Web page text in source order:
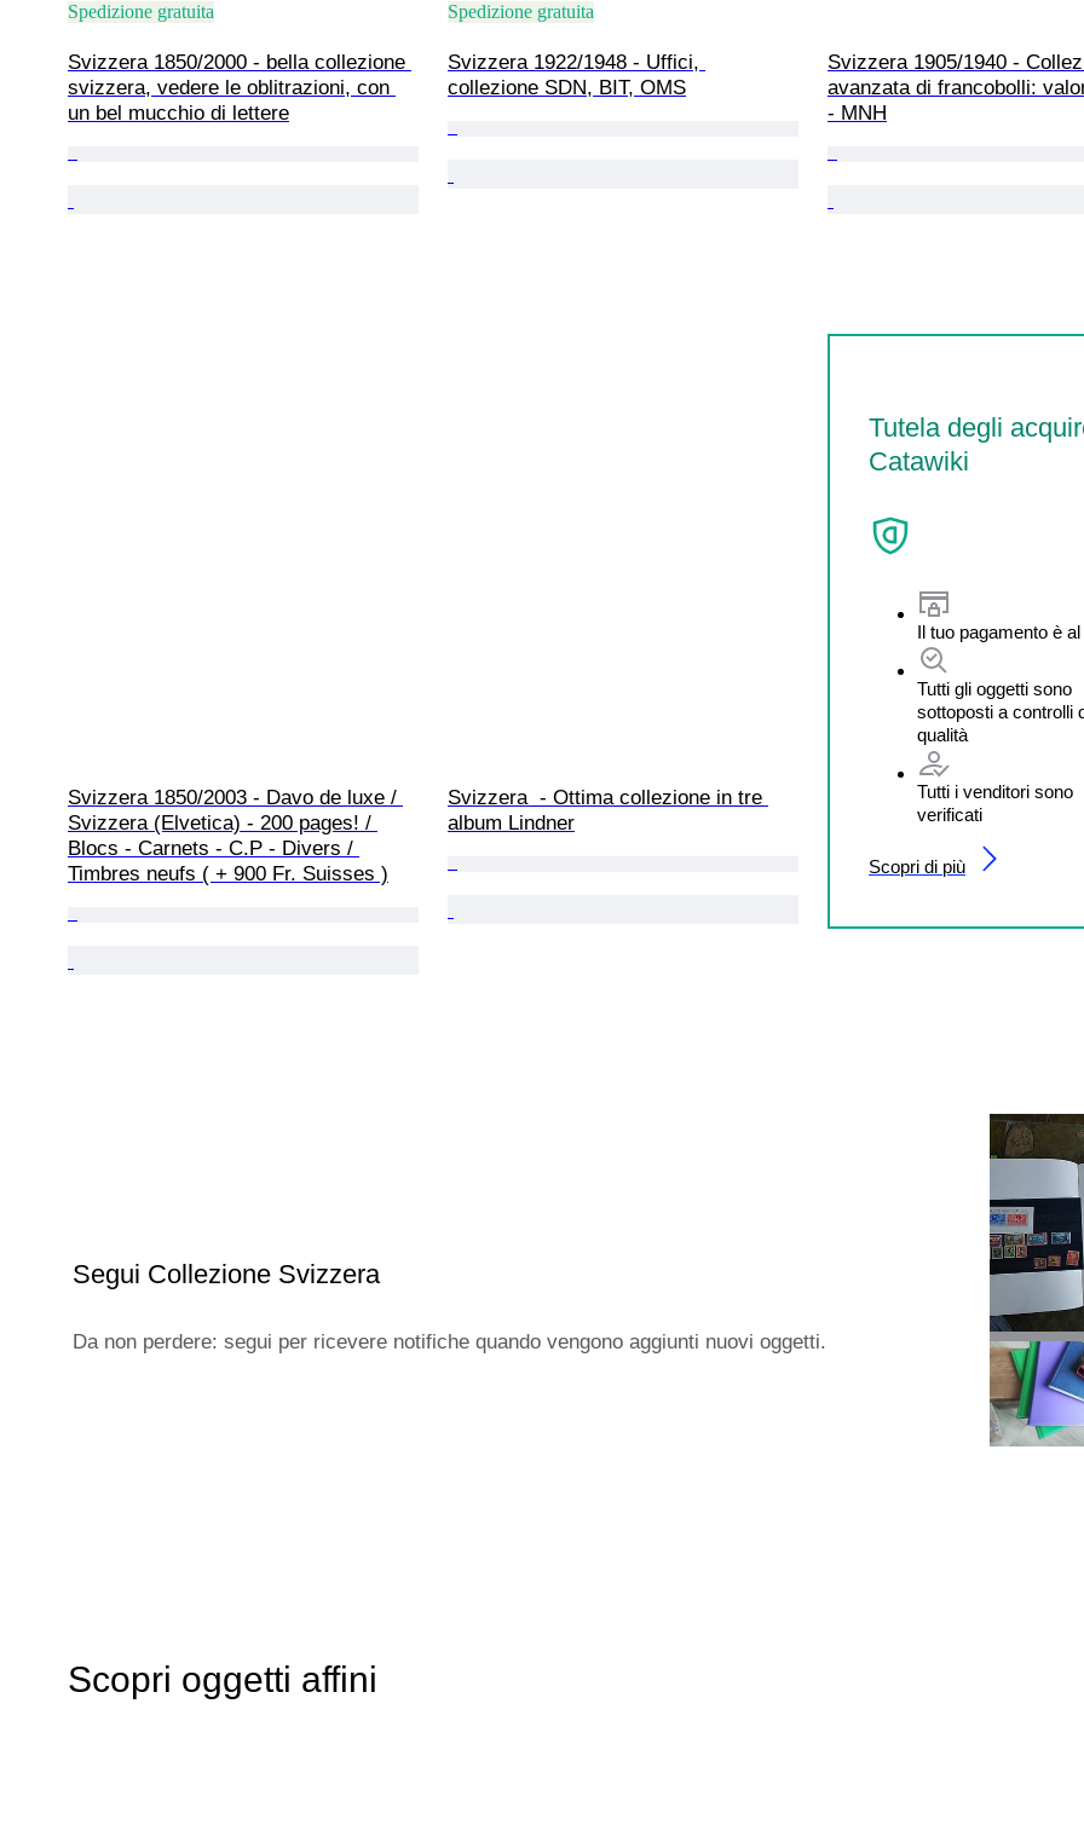
Spedizione gratuita
Svizzera 1850/2000 - bella collezione
svizzera, vedere le oblitrazioni, con
un bel mucchio di lettere
Spedizione gratuita
Svizzera 1922/1948 - Uffici,
collezione SDN, BIT, OMS
Svizzera 1905/1940 -
avanzata di francobolli:
- MNH
Svizzera 1850/2003 - Davo de luxe /
Svizzera (Elvetica) - 200 pages! /
Blocs - Carnets - C.P - Divers /
Timbres neufs ( + 900 Fr. Suisses )
Svizzera  - Ottima collezione in tre
album Lindner
Tutela degli
Catawiki
Il tuo pagamento è
Tutti gli oggetti sono
sottoposti a controlli
qualità
Tutti i venditori sono
verificati
Scopri di più
Segui Collezione Svizzera
Da non perdere: segui per ricevere notifiche quando vengono aggiunti nuovi oggetti.
Scopri oggetti affini